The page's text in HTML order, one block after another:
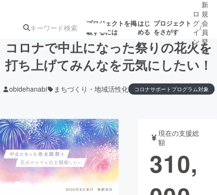
プロジェクトを掲
載するには
はじ
める
プロジェクト
をさがす
ジェクト
ターン
ジェクト
募集終了が近いプ
ロジェクト
もうすぐ公開
されます
アート・写真 音楽
テクノロジー・ガジェット ゲーム・サ
映像・映画
ロ
グ
イ
ン
/
新
規
会
員
登
録
コロナで中止になった祭りの花火を
打ち上げてみんなを元気にしたい！
obidehanabi まちづくり・地域活性化 コロナサポートプログラム対象
現在の支援総
額
310,